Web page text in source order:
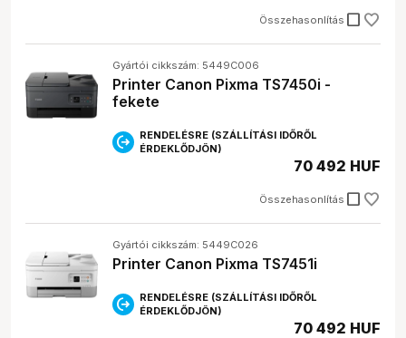
Összehasonlítás check_box_outline_blank
Gyártói cikkszám: 5449C006
Printer Canon Pixma TS7450i -
fekete
RENDELÉSRE (SZÁLLÍTÁSI IDŐRŐL
ÉRDEKLŐDJÖN)
Összehasonlítás check_box_outline_blank
70 492 HUF
Gyártói cikkszám: 5449C026
Printer Canon Pixma TS7451i
RENDELÉSRE (SZÁLLÍTÁSI IDŐRŐL
ÉRDEKLŐDJÖN)
70 492 HUF